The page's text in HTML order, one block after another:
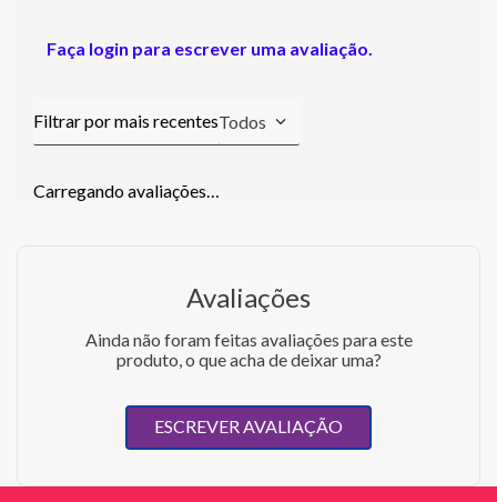
Faça login para escrever uma avaliação.
Todos
Carregando avaliações…
Avaliações
Ainda não foram feitas avaliações para este
produto, o que acha de deixar uma?
ESCREVER AVALIAÇÃO